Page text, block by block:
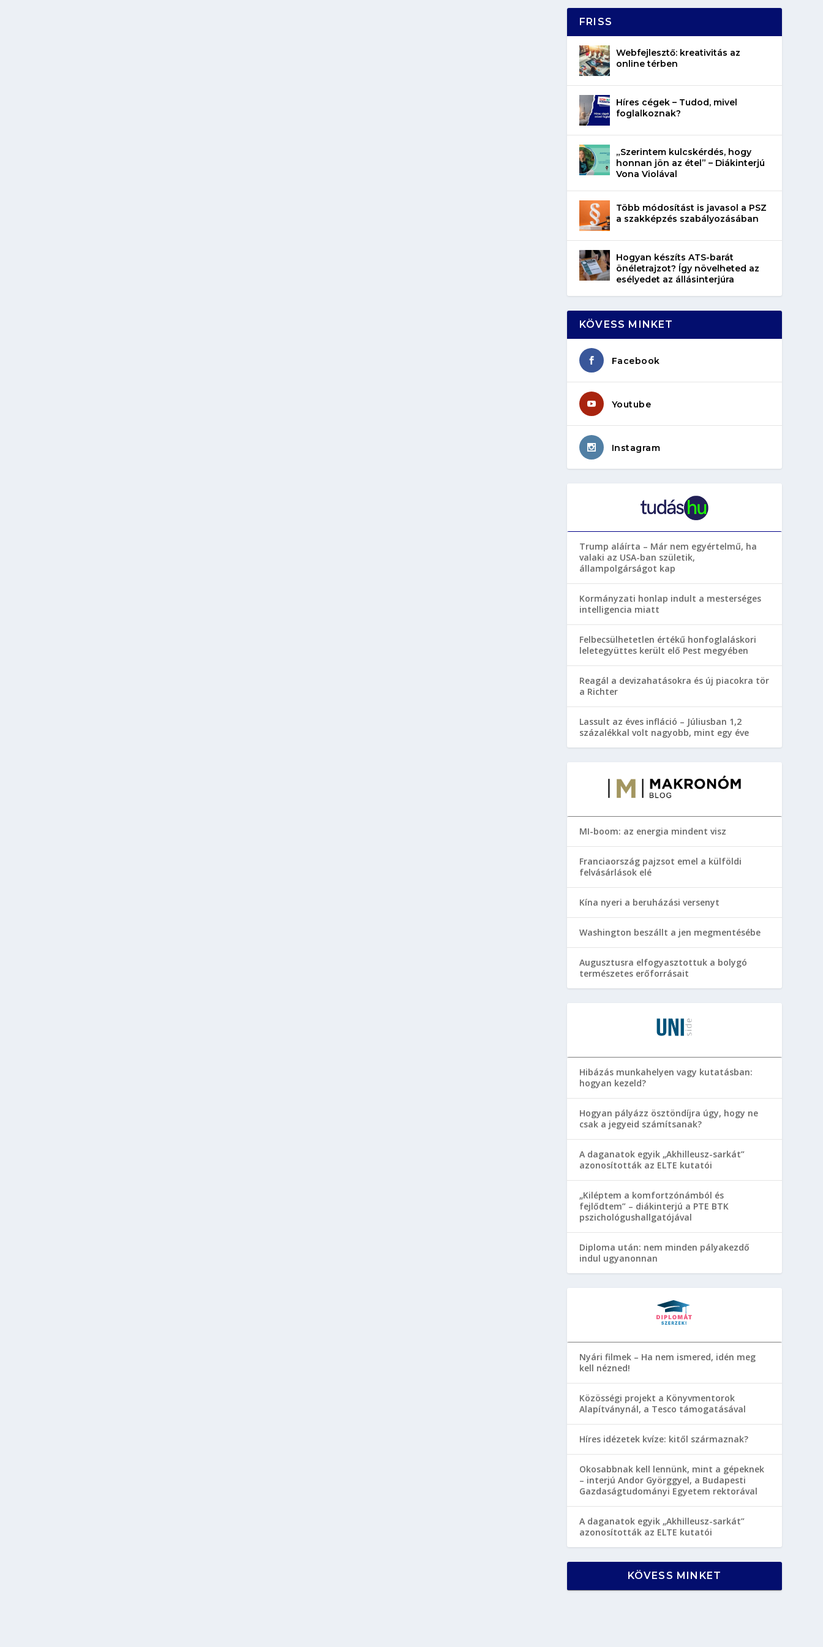
FRISS
Webfejlesztő: kreativitás az
online térben
Híres cégek – Tudod, mivel
foglalkoznak?
„Szerintem kulcskérdés, hogy
honnan jön az étel” – Diákinterjú
Vona Violával
Több módosítást is javasol a PSZ
a szakképzés szabályozásában
Hogyan készíts ATS-barát
önéletrajzot? Így növelheted az
esélyedet az állásinterjúra
KÖVESS MINKET
Facebook
Youtube
Instagram
Trump aláírta – Már nem egyértelmű, ha
valaki az USA-ban születik,
állampolgárságot kap
Kormányzati honlap indult a mesterséges
intelligencia miatt
Felbecsülhetetlen értékű honfoglaláskori
leletegyüttes került elő Pest megyében
Reagál a devizahatásokra és új piacokra tör
a Richter
Lassult az éves infláció – Júliusban 1,2
százalékkal volt nagyobb, mint egy éve
MI-boom: az energia mindent visz
Franciaország pajzsot emel a külföldi
felvásárlások elé
Kína nyeri a beruházási versenyt
Washington beszállt a jen megmentésébe
Augusztusra elfogyasztottuk a bolygó
természetes erőforrásait
Hibázás munkahelyen vagy kutatásban:
hogyan kezeld?
Hogyan pályázz ösztöndíjra úgy, hogy ne
csak a jegyeid számítsanak?
A daganatok egyik „Akhilleusz-sarkát”
azonosították az ELTE kutatói
„Kiléptem a komfortzónámból és
fejlődtem” – diákinterjú a PTE BTK
pszichológushallgatójával
Diploma után: nem minden pályakezdő
indul ugyanonnan
Nyári filmek – Ha nem ismered, idén meg
kell nézned!
Közösségi projekt a Könyvmentorok
Alapítványnál, a Tesco támogatásával
Híres idézetek kvíze: kitől származnak?
Okosabbnak kell lennünk, mint a gépeknek
– interjú Andor Györggyel, a Budapesti
Gazdaságtudományi Egyetem rektorával
A daganatok egyik „Akhilleusz-sarkát”
azonosították az ELTE kutatói
KÖVESS MINKET